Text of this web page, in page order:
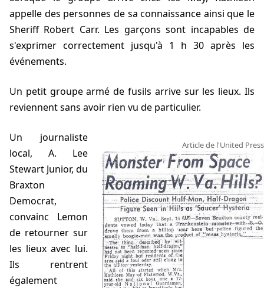
appelle des personnes de sa connaissance ainsi que le
Sheriff Robert Carr. Les garçons sont incapables de
s'exprimer correctement jusqu'à 1 h 30 après les
événements.
Un petit groupe armé de fusils arrive sur les lieux. Ils
reviennent sans avoir rien vu de particulier.
Article de l'United Press
Un journaliste
local, A. Lee
Stewart Junior, du
Braxton
Democrat,
convainc Lemon
de retourner sur
les lieux avec lui.
Ils rentrent
également